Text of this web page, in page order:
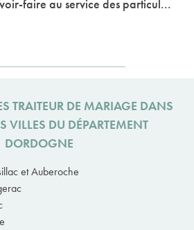
faire au service des particul...
TRAITEUR DE MARIAGE DANS
VILLES DU DÉPARTEMENT
DORDOGNE
et Auberoche